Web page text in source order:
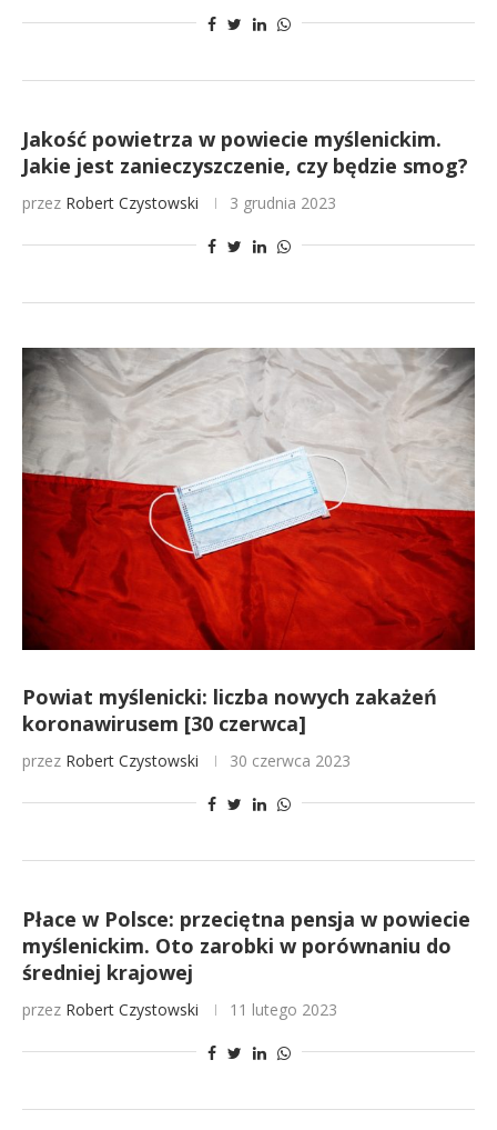
Jakość powietrza w powiecie myślenickim.
Jakie jest zanieczyszczenie, czy będzie smog?
przez Robert Czystowski 3 grudnia 2023
Powiat myślenicki: liczba nowych zakażeń
koronawirusem [30 czerwca]
przez Robert Czystowski 30 czerwca 2023
Płace w Polsce: przeciętna pensja w powiecie
myślenickim. Oto zarobki w porównaniu do
średniej krajowej
przez Robert Czystowski 11 lutego 2023